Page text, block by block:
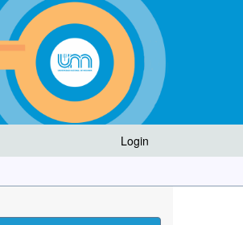
Login